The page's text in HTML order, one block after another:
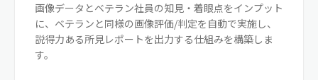
画像データとベテラン社員の知見・着眼点をインプット
に、ベテランと同様の画像評価/判定を自動で実施し、
説得力ある所見レポートを出力する仕組みを構築しま
す。